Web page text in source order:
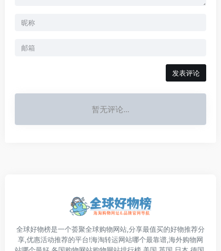
发表评论
暂无评论...
全球好物榜是一个荟聚全球购物网站,分享最值买的好物推荐分
享,优惠活动推荐的平台!海淘转运网站哪个最靠谱,海外购物网